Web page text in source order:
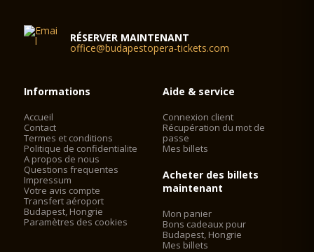
RÉSERVER MAINTENANT
office@budapestopera-tickets.com
Informations
Accueil
Contact
Termes et conditions
Politique de confidentialite
A propos de nous
Questions frequentes
Impressum
Votre avis compte
Transfert aéroport
Budapest, Hongrie
Paramètres des cookies
Aide & service
Connexion client
Récupération du mot de
passe
Mes billets
Acheter des billets
maintenant
Mon panier
Bons cadeaux pour
Budapest, Hongrie
Mes billets